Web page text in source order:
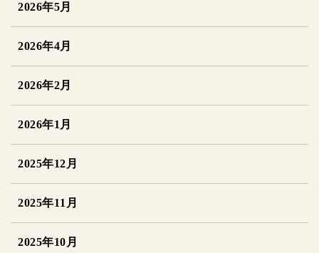
2026年5月
2026年4月
2026年2月
2026年1月
2025年12月
2025年11月
2025年10月